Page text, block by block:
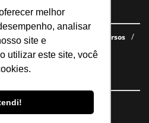
melhor
analisar
site e
utilizar este site, você
E-books gratuitos
Cursos